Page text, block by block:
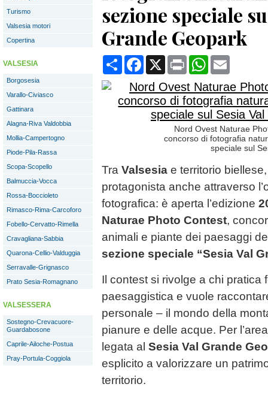
Turismo
Valsesia motori
Copertina
VALSESIA
Borgosesia
Varallo-Civiasco
Gattinara
Alagna-Riva Valdobbia
Mollia-Campertogno
Piode-Pila-Rassa
Scopa-Scopello
Balmuccia-Vocca
Rossa-Boccioleto
Rimasco-Rima-Carcoforo
Fobello-Cervatto-Rimella
Cravagliana-Sabbia
Quarona-Cellio-Valduggia
Serravalle-Grignasco
Prato Sesia-Romagnano
VALSESSERA
Sostegno-Crevacuore-
Guardabosone
Caprile-Ailoche-Postua
Pray-Portula-Coggiola
sezione speciale
Grande Geopark
CondividiFacebook
X Print WhatsApp
Nord Ovest Naturae
concorso di fotografia
speciale sul
Tra Valsesia e territorio
protagonista anche attraverso
fotografica: è aperta l’edizione
Naturae Photo Contest,
animali e piante dei paesaggi
sezione speciale “Sesia Val
Il contest si rivolge a chi pratica
paesaggistica e vuole
personale – il mondo della
pianure e delle acque. Per
legata al Sesia Val Grande
esplicito a valorizzare un
territorio.